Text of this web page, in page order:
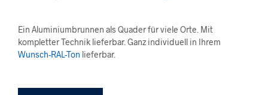
Ein Aluminiumbrunnen als Quader für viele Orte. Mit
kompletter Technik lieferbar. Ganz individuell in Ihrem
Wunsch-RAL-Ton lieferbar.